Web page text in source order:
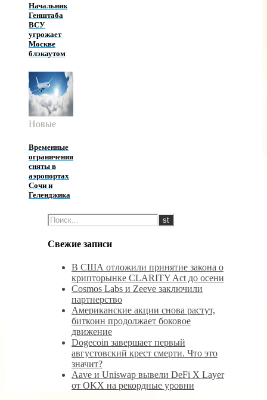
Начальник
Генштаба
ВСУ
угрожает
Москве
блэкаутом
Новые
Временные
ограничения
сняты в
аэропортах
Сочи и
Геленджика
Свежие записи
В США отложили принятие закона о
крипторынке CLARITY Act до осени
Cosmos Labs и Zeeve заключили
партнерство
Американские акции снова растут,
биткоин продолжает боковое
движение
Dogecoin завершает первый
августовский крест смерти. Что это
значит?
Aave и Uniswap вывели DeFi X Layer
от OKX на рекордные уровни